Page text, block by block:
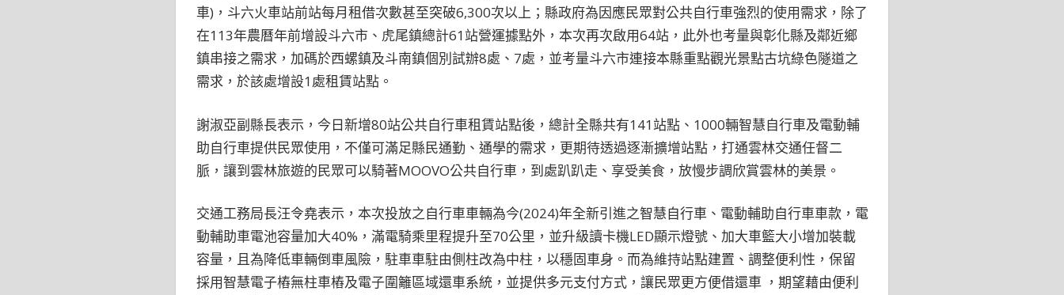
車)，斗六火車站前站每月租借次數甚至突破6,300次以上；縣政府為因應民眾對公共自行車強烈的使用需求，除了
在113年農曆年前增設斗六市、虎尾鎮總計61站營運據點外，本次再次啟用64站，此外也考量與彰化縣及鄰近鄉
鎮串接之需求，加碼於西螺鎮及斗南鎮個別試辦8處、7處，並考量斗六市連接本縣重點觀光景點古坑綠色隧道之
需求，於該處增設1處租賃站點。
謝淑亞副縣長表示，今日新增80站公共自行車租賃站點後，總計全縣共有141站點、1000輛智慧自行車及電動輔
助自行車提供民眾使用，不僅可滿足縣民通勤、通學的需求，更期待透過逐漸擴增站點，打通雲林交通任督二
脈，讓到雲林旅遊的民眾可以騎著MOOVO公共自行車，到處趴趴走、享受美食，放慢步調欣賞雲林的美景。
交通工務局長汪令堯表示，本次投放之自行車車輛為今(2024)年全新引進之智慧自行車、電動輔助自行車車款，電
動輔助車電池容量加大40%，滿電騎乘里程提升至70公里，並升級讀卡機LED顯示燈號、加大車籃大小增加裝載
容量，且為降低車輛倒車風險，駐車車駐由側柱改為中柱，以穩固車身。而為維持站點建置、調整便利性，保留
採用智慧電子樁無柱車樁及電子圍籬區域還車系統，並提供多元支付方式，讓民眾更方便借還車 ，期望藉由便利